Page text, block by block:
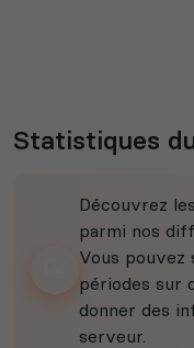
Statistiques
Découvrez
parmi nos
Vous
périodes sur
donner des
serveur.